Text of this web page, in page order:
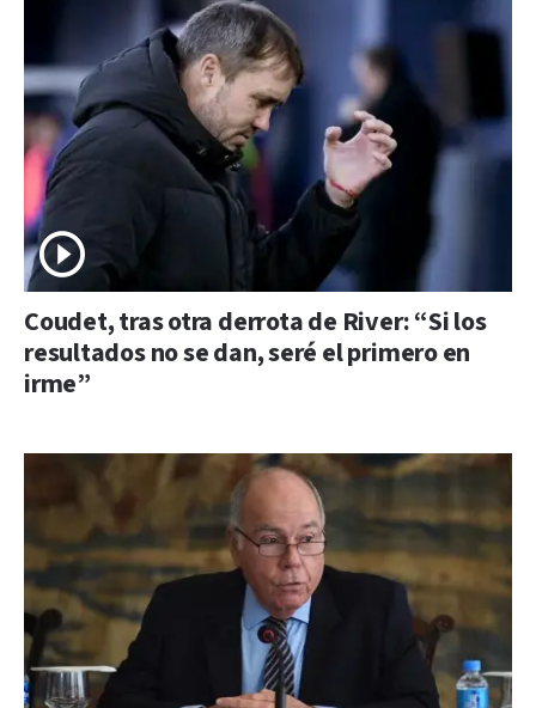
Coudet, tras otra derrota de River: “Si los
resultados no se dan, seré el primero en
irme”